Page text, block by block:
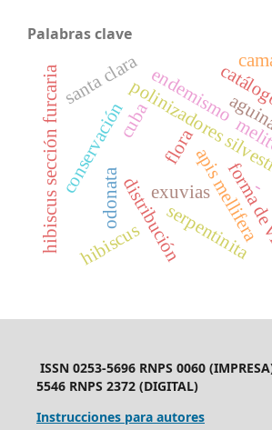
Palabras clave
apis mellifera
polinizadores
cuba
exuvias
odonata
conservación
distribución -
hibiscus
hibiscus sección furcaria flora
serpentinita
endemismo
santa clara
ISSN 0253-5696 RNPS 0060
5546 RNPS 2372 (DIGITAL)
Instrucciones para autores